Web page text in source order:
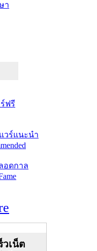
า
ฟรี
วร์แนะนำ
อดกาล
วเน็ต